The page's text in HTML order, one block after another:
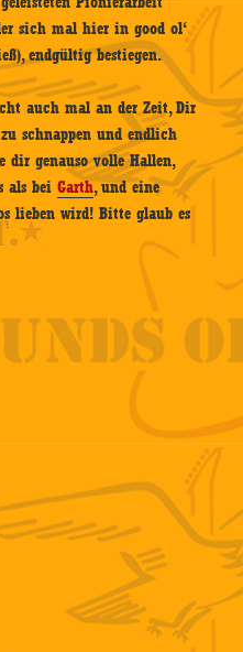
sich mal hier in good ol‘
endgültig bestiegen.
auch mal an der Zeit, Dir
schnappen und endlich
dir genauso volle Hallen,
als beiGarth, und eine
lieben wird! Bitte glaub es